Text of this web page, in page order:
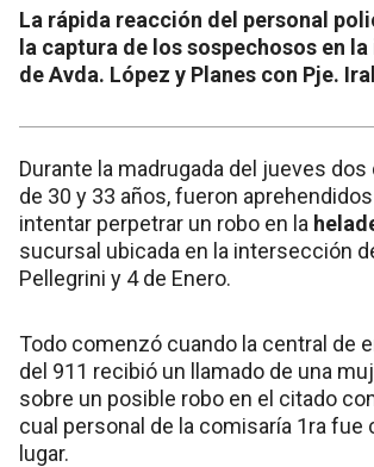
La rápida reacción del personal
la captura de los sospechosos en
de Avda. López y Planes con Pje.
Durante la madrugada del jueves
de 30 y 33 años, fueron
intentar perpetrar un robo en la
sucursal ubicada en la intersección
Pellegrini y 4 de Enero.
Todo comenzó cuando la central de
del 911 recibió un llamado de una
sobre un posible robo en el citado
cual personal de la comisaría 1ra fue
lugar.